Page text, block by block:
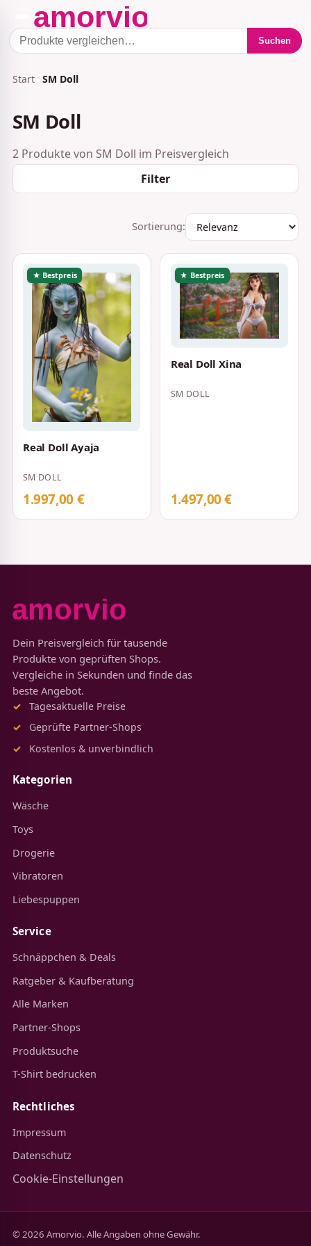
Suchen
Start SM Doll
SM Doll
2 Produkte von SM Doll im Preisvergleich
Filter
Sortierung:
★ Bestpreis
Real Doll Ayaja
SM DOLL
1.997,00 €
★ Bestpreis
Real Doll Xina
SM DOLL
1.497,00 €
Dein Preisvergleich für tausende
Produkte von geprüften Shops.
Vergleiche in Sekunden und finde das
beste Angebot.
Tagesaktuelle Preise
Geprüfte Partner-Shops
Kostenlos & unverbindlich
Kategorien
Wäsche
Toys
Drogerie
Vibratoren
Liebespuppen
Service
Schnäppchen & Deals
Ratgeber & Kaufberatung
Alle Marken
Partner-Shops
Produktsuche
T-Shirt bedrucken
Rechtliches
Impressum
Datenschutz
Cookie-Einstellungen
© 2026 Amorvio. Alle Angaben ohne Gewähr.